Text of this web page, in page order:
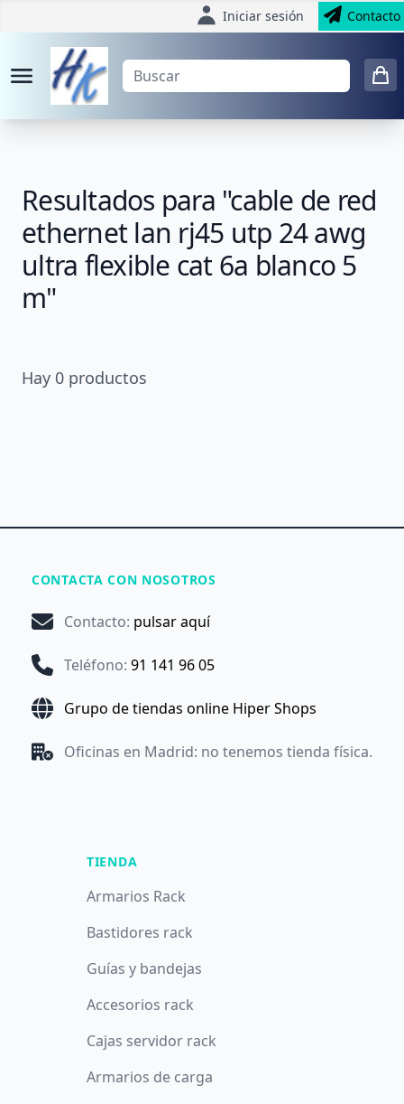
Iniciar sesión Contacto
Resultados para "cable de red
ethernet lan rj45 utp 24 awg
ultra flexible cat 6a blanco 5
m"
Hay 0 productos
CONTACTA CON NOSOTROS
Contacto: pulsar aquí
Teléfono: 91 141 96 05
Grupo de tiendas online Hiper Shops
Oficinas en Madrid: no tenemos tienda física.
TIENDA
Armarios Rack
Bastidores rack
Guías y bandejas
Accesorios rack
Cajas servidor rack
Armarios de carga